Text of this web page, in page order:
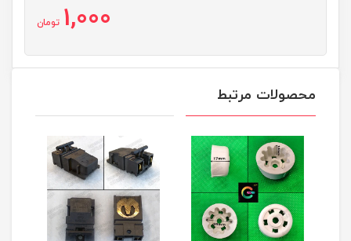
1,000 تومان
محصولات مرتبط